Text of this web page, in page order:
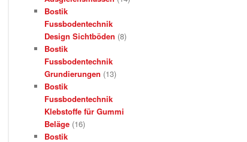
Bostik
Fussbodentechnik
Design Sichtböden (8)
Bostik
Fussbodentechnik
Grundierungen (13)
Bostik
Fussbodentechnik
Klebstoffe für Gummi
Beläge (16)
Bostik